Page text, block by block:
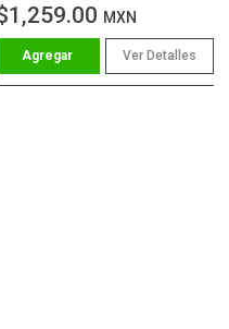
MXN
Ver Detalles